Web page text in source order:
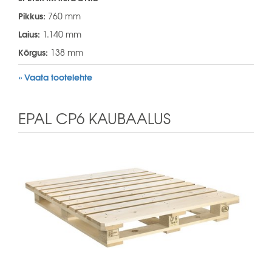
Pikkus: 760 mm
Laius: 1.140 mm
Kõrgus: 138 mm
» Vaata tootelehte
EPAL CP6 KAUBAALUS